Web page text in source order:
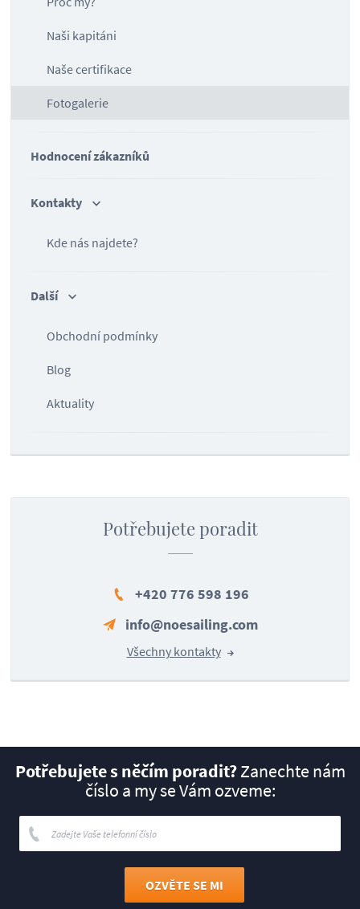
Naši kapitáni
Naše certifikace
Fotogalerie
Hodnocení zákazníků
Kontakty
Kde nás najdete?
Další
Obchodní podmínky
Blog
Aktuality
Potřebujete poradit
+420 776 598 196
info@noesailing.com
Všechny kontakty
Potřebujete s něčím poradit?Zanechte nám
číslo a my se Vám ozveme: